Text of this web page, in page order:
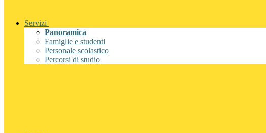
Servizi
Panoramica
Famiglie e studenti
Personale scolastico
Percorsi di studio